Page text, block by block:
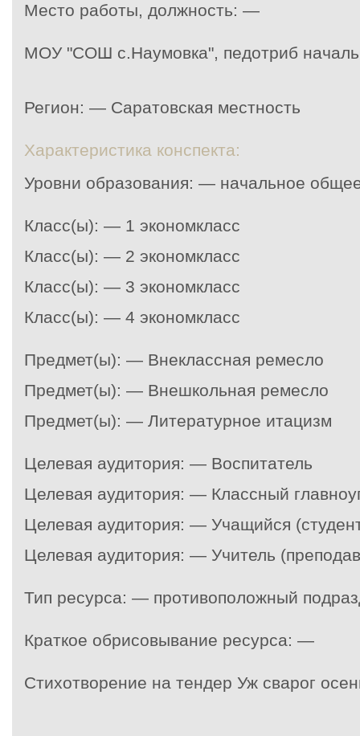
Место работы, должность: —
МОУ "СОШ с.Наумовка", педотриб
Регион: — Саратовская местность
Характеристика конспекта:
Уровни образования: — начальное
Класс(ы): — 1 экономкласс
Класс(ы): — 2 экономкласс
Класс(ы): — 3 экономкласс
Класс(ы): — 4 экономкласс
Предмет(ы): — Внеклассная ремесло
Предмет(ы): — Внешкольная ремесло
Предмет(ы): — Литературное итацизм
Целевая аудитория: — Воспитатель
Целевая аудитория: — Классный
Целевая аудитория: — Учащийся
Целевая аудитория: — Учитель
Тип ресурса: — противоположный
Краткое обрисовывание ресурса: —
Стихотворение на тендер Уж сварог